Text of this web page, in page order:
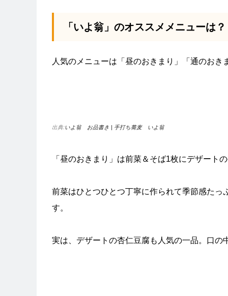
「いよ翁」のオススメメニューは？
人気のメニューは「昼のおきまり」「通のおき
出典:いよ翁 お品書き | 手打ち蕎麦 いよ翁
「昼のおきまり」は前菜＆そば1枚にデザート
前菜はひとつひとつ丁寧に作られて季節感た
す。
実は、デザートの杏仁豆腐も人気の一品。口